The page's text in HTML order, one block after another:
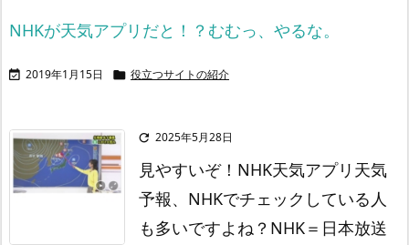
NHKが天気アプリだと！？むむっ、やるな。
 2019年1月15日  役立つサイトの紹介
 2025年5月28日
見やすいぞ！NHK天気アプリ 天気
予報、NHKでチェックしている人
も多いですよね？ NHK＝日本放送